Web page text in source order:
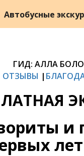
Автобусные
ГИД: АЛЛА
ОТЗЫВЫ |
и
лет